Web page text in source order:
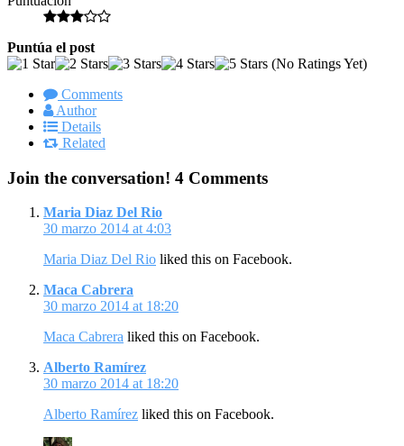
Puntúa el post
(No Ratings Yet)
Comments
Author
Details
Related
Join the conversation! 4 Comments
Maria Diaz Del Rio
30 marzo 2014 at 4:03
Maria Diaz Del Rio liked this on Facebook.
Maca Cabrera
30 marzo 2014 at 18:20
Maca Cabrera liked this on Facebook.
Alberto Ramírez
30 marzo 2014 at 18:20
Alberto Ramírez liked this on Facebook.